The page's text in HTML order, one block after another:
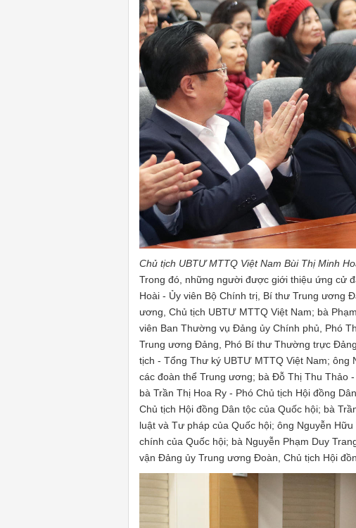
Chủ tịch UBTƯ MTTQ Việt Nam Bùi Thị Minh
Trong đó, những người được giới thiệu ứng cử
Hoài - Ủy viên Bộ Chính trị, Bí thư Trung ương
ương, Chủ tịch UBTƯ MTTQ Việt Nam; bà
viên Ban Thường vụ Đảng ủy Chính phủ, Phó
Trung ương Đảng, Phó Bí thư Thường trực
tịch - Tổng Thư ký UBTƯ MTTQ Việt Nam; ông
các đoàn thể Trung ương; bà Đỗ Thị Thu Thảo
bà Trần Thị Hoa Ry - Phó Chủ tịch Hội đồng
Chủ tịch Hội đồng Dân tộc của Quốc hội; bà
luật và Tư pháp của Quốc hội; ông Nguyễn
chính của Quốc hội; bà Nguyễn Phạm Duy
vận Đảng ủy Trung ương Đoàn, Chủ tịch Hội